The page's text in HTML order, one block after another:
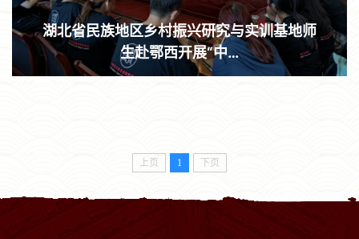
湖北省民族地区乡村振兴研究与实训基地师
生赴鄂西开展“中…
上页 1 下页